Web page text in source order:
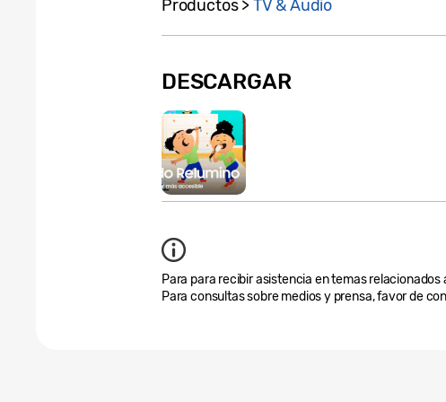
Productos >TV & Audio
DESCARGAR
Para para recibir asistencia en temas
Para consultas sobre medios y prensa, favor de